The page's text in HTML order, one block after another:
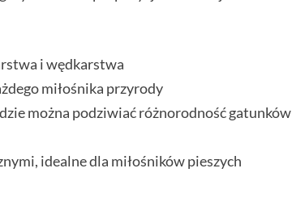
i wędkarstwa
miłośnika przyrody
można podziwiać różnorodność gatunków
idealne dla miłośników pieszych